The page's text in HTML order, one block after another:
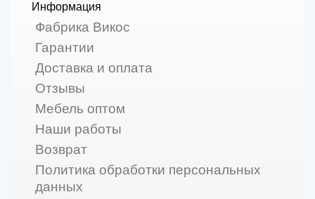
Информация
Фабрика Викос
Гарантии
Доставка и оплата
Отзывы
Мебель оптом
Наши работы
Возврат
Политика обработки персональных
данных